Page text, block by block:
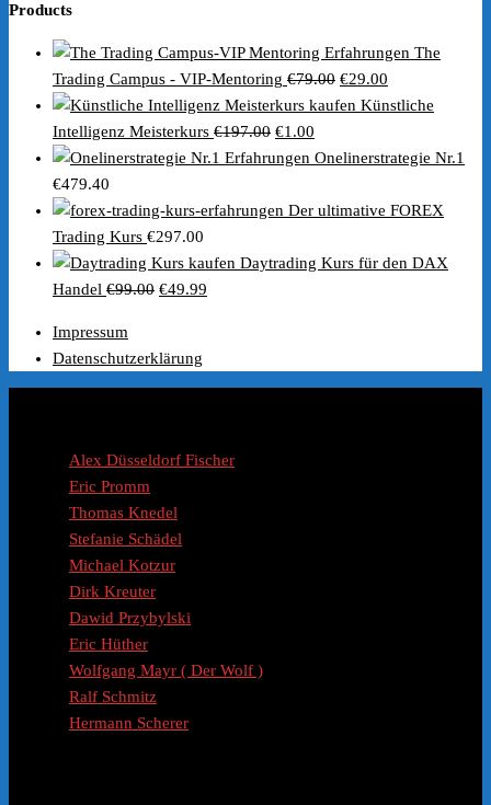
Products
The
Trading Campus - VIP-Mentoring €79.00 Ursprünglicher
Preis
€79.00
€29.00
Preis
€29.00.
Künstliche
Intelligenz Meisterkurs €197.00 Ursprünglicher
Preis
€197.00
€1.00
Preis
€1.00.
Onelinerstrategie Nr.1
€479.40
Der ultimative FOREX
Trading Kurs €297.00
Daytrading Kurs für den DAX
Handel €99.00 Ursprünglicher
€99.00
€49.99
€49.99.
Impressum
Datenschutzerklärung
Alex Düsseldorf Fischer
Eric Promm
Thomas Knedel
Stefanie Schädel
Michael Kotzur
Dirk Kreuter
Dawid Przybylski
Eric Hüther
Wolfgang Mayr ( Der Wolf )
Ralf Schmitz
Hermann Scherer